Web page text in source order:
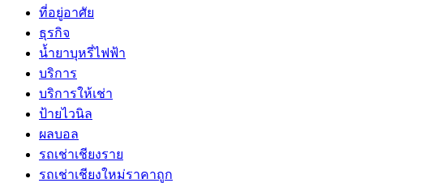
ที่อยู่อาศัย
ธุรกิจ
น้ำยาบุหรี่ไฟฟ้า
บริการ
บริการให้เช่า
ป้ายไวนิล
ผลบอล
รถเช่าเชียงราย
รถเช่าเชียงใหม่ราคาถูก